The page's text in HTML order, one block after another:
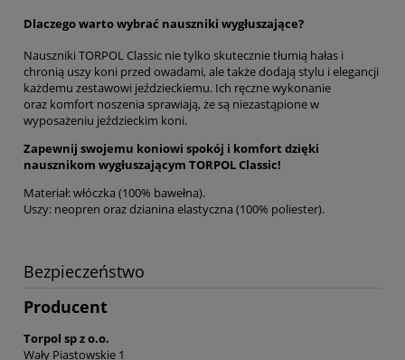
Dlaczego warto wybrać nauszniki wygłuszające?
Nauszniki TORPOL Classic nie tylko skutecznie tłumią hałas i
chronią uszy koni przed owadami, ale także dodają stylu i elegancji
każdemu zestawowi jeździeckiemu. Ich ręczne wykonanie
oraz komfort noszenia sprawiają, że są niezastąpione w
wyposażeniu jeździeckim koni.
Zapewnij swojemu koniowi spokój i komfort dzięki
nausznikom wygłuszającym TORPOL Classic!
Materiał: włóczka (100% bawełna).
Uszy: neopren oraz dzianina elastyczna (100% poliester).
Bezpieczeństwo
Producent
Torpol sp z o.o.
Wały Piastowskie 1